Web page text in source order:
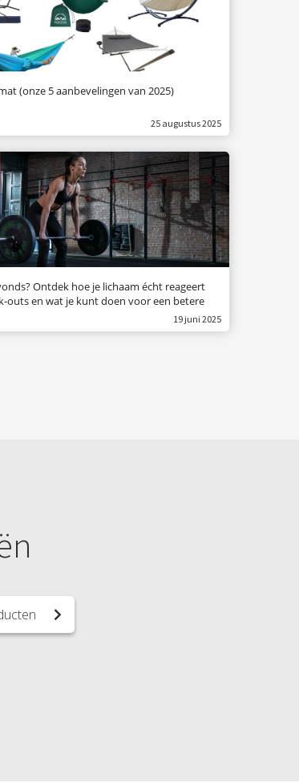
(onze 5 aanbevelingen van 2025)
25 augustus 2025
Ontdek hoe je lichaam écht reageert
outs en wat je kunt doen voor een betere
19 juni 2025